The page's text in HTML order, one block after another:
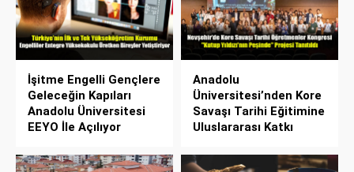
İşitme Engelli Gençlere
Geleceğin Kapıları
Anadolu Üniversitesi
EEYO İle Açılıyor
Anadolu
Üniversitesi’nden Kore
Savaşı Tarihi Eğitimine
Uluslararası Katkı